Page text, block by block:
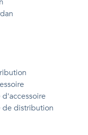
de distribution